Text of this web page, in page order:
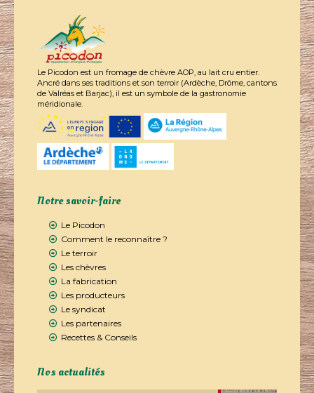
Le Picodon est un fromage de chèvre AOP, au lait cru entier.
Ancré dans ses traditions et son terroir (Ardèche, Drôme, cantons
de Valréas et Barjac), il est un symbole de la gastronomie
méridionale.
Notre savoir-faire
Le Picodon
Comment le reconnaître ?
Le terroir
Les chèvres
La fabrication
Les producteurs
Le syndicat
Les partenaires
Recettes & Conseils
Nos actualités